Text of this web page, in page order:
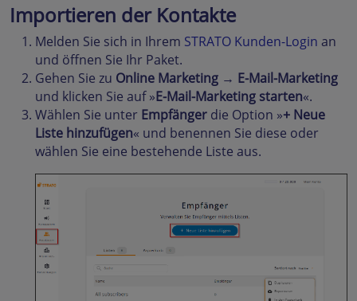
Importieren der Kontakte
Melden Sie sich in Ihrem STRATO Kunden-Login an
und öffnen Sie Ihr Paket.
Gehen Sie zu Online Marketing → E-Mail-Marketing
und klicken Sie auf »E-Mail-Marketing starten«.
Wählen Sie unter Empfänger die Option »+ Neue
Liste hinzufügen« und benennen Sie diese oder
wählen Sie eine bestehende Liste aus.